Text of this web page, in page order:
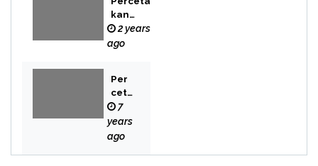
kan
Buku
Novel
2 years
ago
Per
cet
aka
n
Bek
7
years
ago